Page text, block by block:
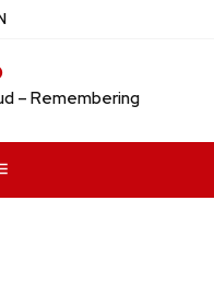
– Remembering